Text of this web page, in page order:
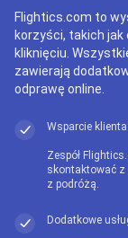
Flightics.com to
korzyści, takich
kliknięciu.
zawierają
odprawę online.
Wsparcie klienta
Zespół
skontaktować z
z podróżą.
Dodatkowe